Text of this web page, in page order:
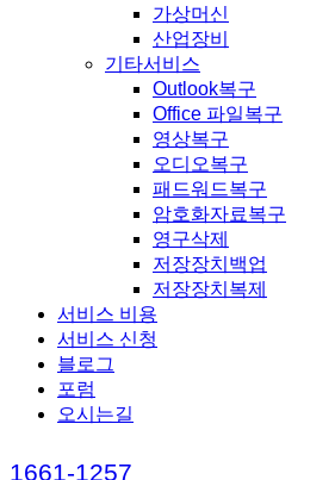
가상머신
산업장비
기타서비스
Outlook복구
Office 파일복구
영상복구
오디오복구
패드워드복구
암호화자료복구
영구삭제
저장장치백업
저장장치복제
서비스 비용
서비스 신청
블로그
포럼
오시는길
Call
1661-1257